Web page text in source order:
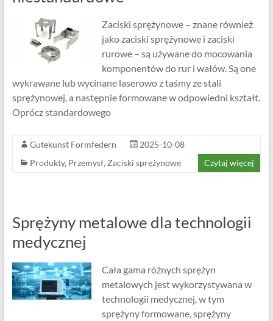
Zaciski sprężynowe – znane również
jako zaciski sprężynowe i zaciski
rurowe – są używane do mocowania
komponentów do rur i wałów. Są one
wykrawane lub wycinane laserowo z taśmy ze stali
sprężynowej, a następnie formowane w odpowiedni kształt.
Oprócz standardowego
Gutekunst Formfedern
2025-10-08
Produkty, Przemysł, Zaciski sprężynowe Czytaj więcej
Sprężyny metalowe dla technologii
medycznej
Cała gama różnych sprężyn
metalowych jest wykorzystywana w
technologii medycznej, w tym
sprężyny formowane, sprężyny